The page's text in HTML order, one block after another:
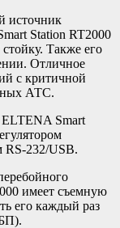
источник
Station RT2000
Также его
Отличное
с критичной
АТС.
Smart
232/USB.
имеет съемную
его каждый раз